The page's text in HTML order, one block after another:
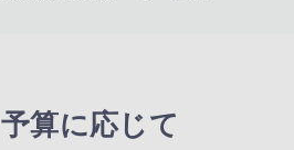
算に応じて